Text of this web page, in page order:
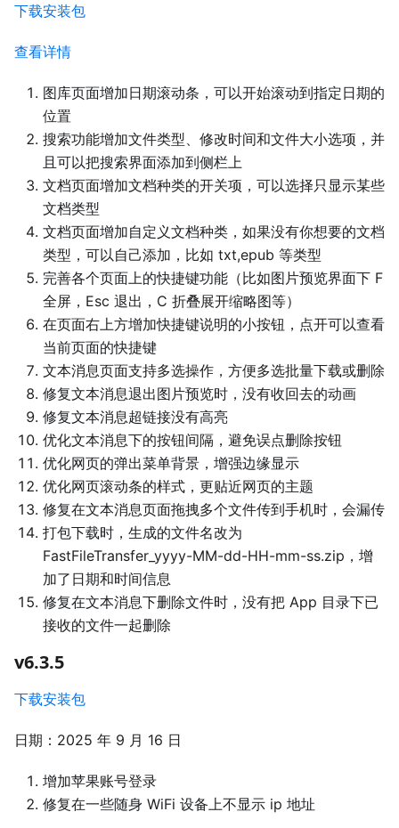
下载安装包
查看详情
图库页面增加日期滚动条，可以开始滚动到指定日期的
位置
搜索功能增加文件类型、修改时间和文件大小选项，并
且可以把搜索界面添加到侧栏上
文档页面增加文档种类的开关项，可以选择只显示某些
文档类型
文档页面增加自定义文档种类，如果没有你想要的文档
类型，可以自己添加，比如 txt,epub 等类型
完善各个页面上的快捷键功能（比如图片预览界面下 F
全屏，Esc 退出，C 折叠展开缩略图等）
在页面右上方增加快捷键说明的小按钮，点开可以查看
当前页面的快捷键
文本消息页面支持多选操作，方便多选批量下载或删除
修复文本消息退出图片预览时，没有收回去的动画
修复文本消息超链接没有高亮
优化文本消息下的按钮间隔，避免误点删除按钮
优化网页的弹出菜单背景，增强边缘显示
优化网页滚动条的样式，更贴近网页的主题
修复在文本消息页面拖拽多个文件传到手机时，会漏传
打包下载时，生成的文件名改为
FastFileTransfer_yyyy-MM-dd-HH-mm-ss.zip，增
加了日期和时间信息
修复在文本消息下删除文件时，没有把 App 目录下已
接收的文件一起删除
v6.3.5
下载安装包
日期：2025 年 9 月 16 日
增加苹果账号登录
修复在一些随身 WiFi 设备上不显示 ip 地址